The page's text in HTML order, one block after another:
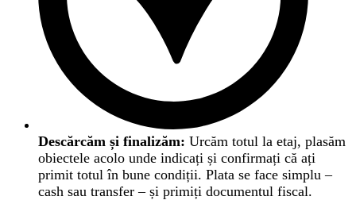
Descărcăm și finalizăm: Urcăm totul la etaj, plasăm
obiectele acolo unde indicați și confirmați că ați
primit totul în bune condiții. Plata se face simplu –
cash sau transfer – și primiți documentul fiscal.